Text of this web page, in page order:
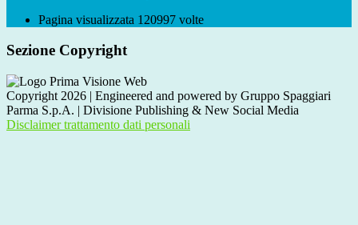
Pagina visualizzata 120997 volte
Sezione Copyright
Copyright 2026 | Engineered and powered by Gruppo Spaggiari
Parma S.p.A. | Divisione Publishing & New Social Media
Disclaimer trattamento dati personali